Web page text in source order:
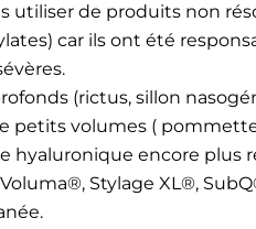
utiliser de produits non
car ils ont été
(rictus, sillon
petits volumes (
hyaluronique encore plus
Stylage XL®,